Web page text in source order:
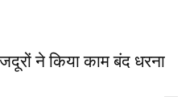
ने किया काम बंद धरना